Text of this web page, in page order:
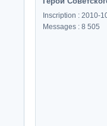
Inscription : 2010-
Messages : 8 505